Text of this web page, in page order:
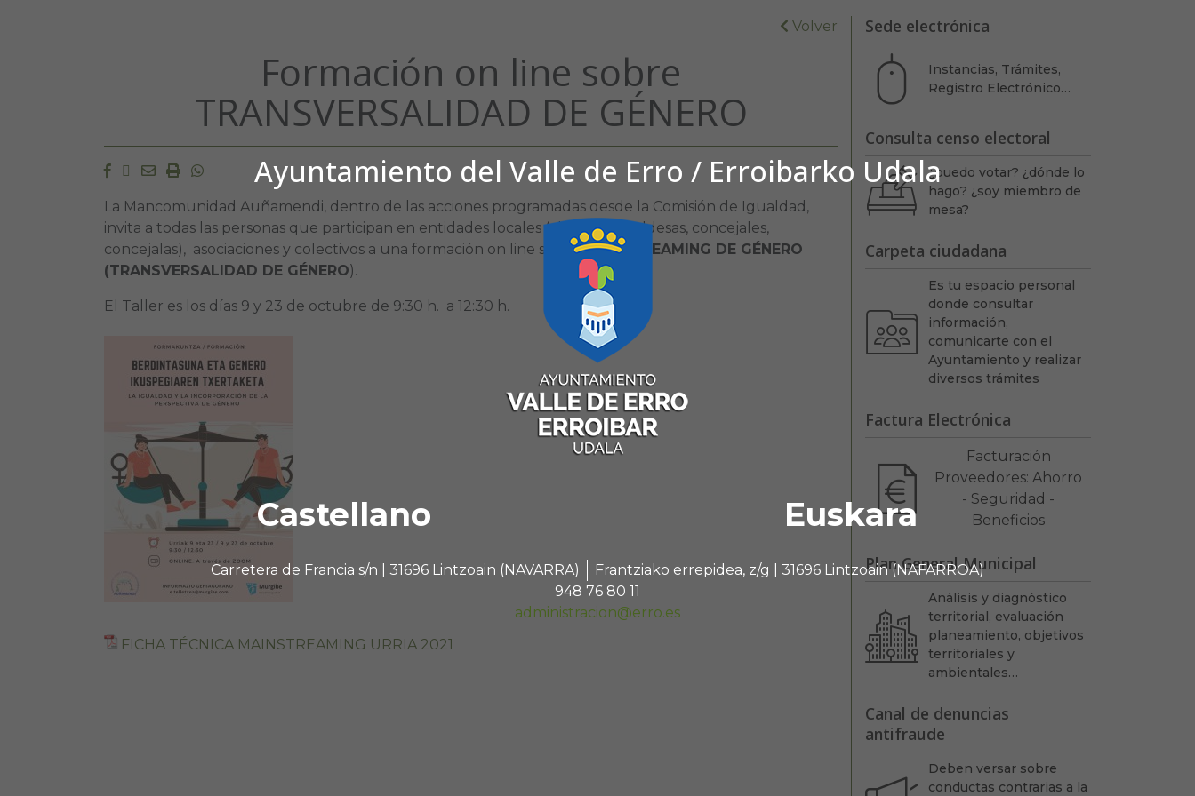
Ayuntamiento del Valle de Erro / Erroibarko Udala
Castellano Euskara
Carretera de Francia s/n | 31696 Lintzoain (NAVARRA)
Frantziako errepidea, z/g | 31696 Lintzoain (NAFARROA)
948 76 80 11
administracion@erro.es
Volver
Formación on line sobre
TRANSVERSALIDAD DE GÉNERO
Facebook
Twitter
EmailImprimir
Whatsapp
La Mancomunidad Auñamendi, dentro de las acciones programadas desde la Comisión de Igualdad,
invita a todas las personas que participan en entidades locales (alcaldes, alcaldesas, concejales,
concejalas), asociaciones y colectivos a una formación on line sobreMAINSTREAMING DE GÉNERO
(TRANSVERSALIDAD DE GÉNERO).
El Taller es los días 9 y 23 de octubre de 9:30 h. a 12:30 h.
FICHA TÉCNICA MAINSTREAMING URRIA 2021
Sede electrónica
Instancias, Trámites,
Registro Electrónico…
Consulta censo electoral
¿puedo votar? ¿dónde lo
hago? ¿soy miembro de
mesa?
Carpeta ciudadana
Es tu espacio personal
donde consultar
información,
comunicarte con el
Ayuntamiento y realizar
diversos trámites
Factura Electrónica
Facturación
Proveedores: Ahorro
- Seguridad -
Beneficios
Plan General Municipal
Análisis y diagnóstico
territorial, evaluación
planeamiento, objetivos
territoriales y
ambientales…
Canal de denuncias
antifraude
Deben versar sobre
conductas contrarias a la